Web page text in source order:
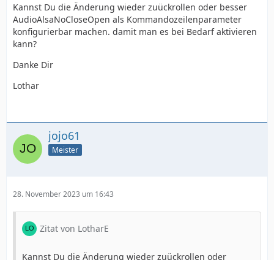
Kannst Du die Änderung wieder zuückrollen oder besser
AudioAlsaNoCloseOpen als Kommandozeilenparameter
konfigurierbar machen. damit man es bei Bedarf aktivieren
kann?
Danke Dir
Lothar
jojo61
Meister
28. November 2023 um 16:43
Zitat von LotharE
Kannst Du die Änderung wieder zuückrollen oder